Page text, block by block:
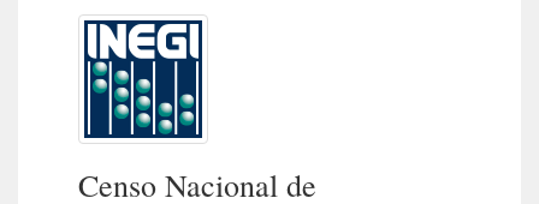
Censo Nacional de